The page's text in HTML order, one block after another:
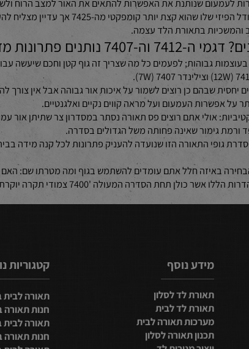
תאורת לד ביתית יעילה אבל לא מכבידה.
חזק בשביל להאיר אזור בצורה ברורה ונקייה, אבל עדיין
שנותנת את האפשרות להתאים את האור למצב הרוח ולשעה
אחד היתרונות הבולטים שלו הוא
בתאורת הלד עצמה.
מדויקים
לפעמים כל מה שצריך זה גוף קטן וחכם שיעשה עבודה
יחסית שבהם כן רוצים לשמור על איכות אור גבוהה אבל אין
העמעום ועל מראה קווים נקיים ואלגנטיים.
אולי אתם רוצים פס תאורה נסתר במסדרון צר שתיתן
שאינה פחותה משל הגדולים בסדרה.
מידע נוסף קטגוריות נוסף